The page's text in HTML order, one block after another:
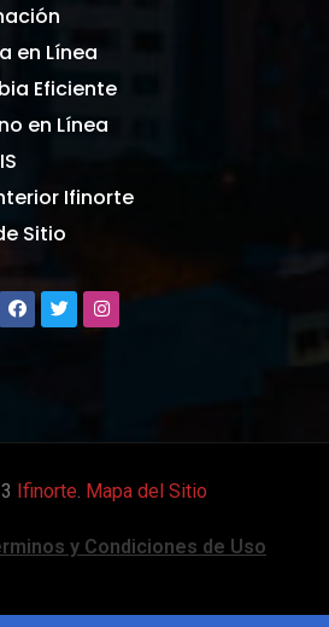
en Línea
Eficiente
en Línea
Ifinorte
Sitio
Ifinorte Mapa del Sitio
y Condiciones de Uso